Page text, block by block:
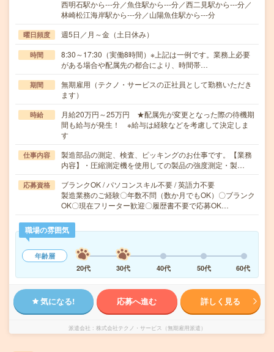
西明石駅から---分／魚住駅から---分／西二見駅から---分／
林崎松江海岸駅から---分／山陽魚住駅から---分
曜日頻度 週5日／月～金（土日休み）
時間
8:30～17:30（実働8時間）※上記は一例です。業務上必要
がある場合や配属先の都合により、時間帯…
期間
無期雇用（テクノ・サービスの正社員として勤務いただき
ます）
時給
月給20万円～25万円 ★配属先が変更となった際の待機期
間も給与が発生！ ※給与は経験などを考慮して決定しま
す
仕事内容
製造部品の測定、検査、ピッキングのお仕事です。【業務
内容】・圧縮測定機を使用しての製品の強度測定・製…
応募資格
ブランクOK / パソコンスキル不要 / 英語力不要
製造業務のご経験〇年数不問（数か月でもOK）〇ブランク
OK〇現在フリーター歓迎〇履歴書不要で応募OK…
職場の雰囲気
年齢層
20代
30代 40代 50代 60代
気になる! 応募へ進む 詳しく見る
派遣会社 株式会社テクノ・サービス（無期雇用派遣）